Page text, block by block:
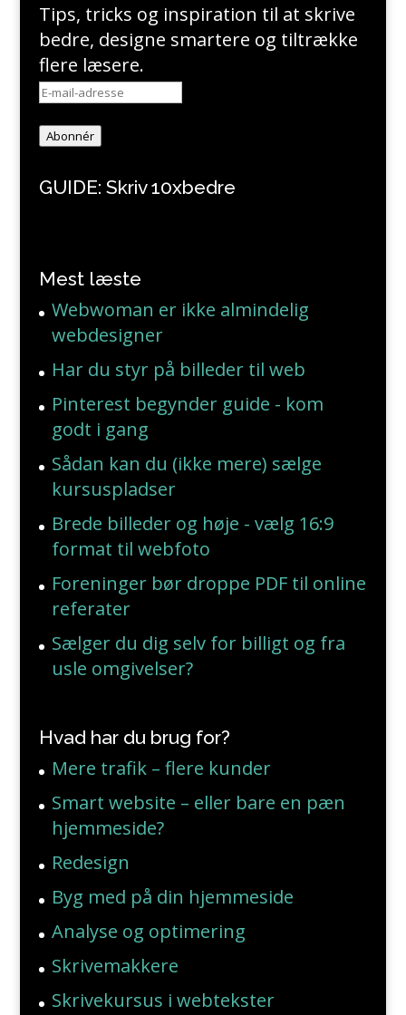
Tips, tricks og inspiration til at skrive
bedre, designe smartere og tiltrække
flere læsere.
E-
adresse
Abonnér
GUIDE: Skriv 10xbedre
Mest læste
Webwoman er ikke almindelig
webdesigner
Har du styr på billeder til web
Pinterest begynder guide - kom
godt i gang
Sådan kan du (ikke mere) sælge
kursuspladser
Brede billeder og høje - vælg 16:9
format til webfoto
Foreninger bør droppe PDF til online
referater
Sælger du dig selv for billigt og fra
usle omgivelser?
Hvad har du brug for?
Mere trafik – flere kunder
Smart website – eller bare en pæn
hjemmeside?
Redesign
Byg med på din hjemmeside
Analyse og optimering
Skrivemakkere
Skrivekursus i webtekster